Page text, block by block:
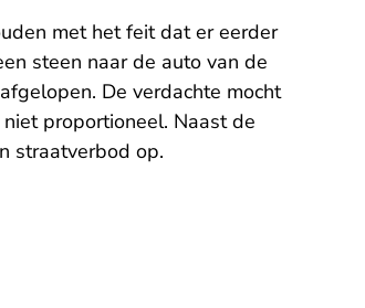
met het feit dat er eerder
steen naar de auto van de
De verdachte mocht
proportioneel. Naast de
straatverbod op.